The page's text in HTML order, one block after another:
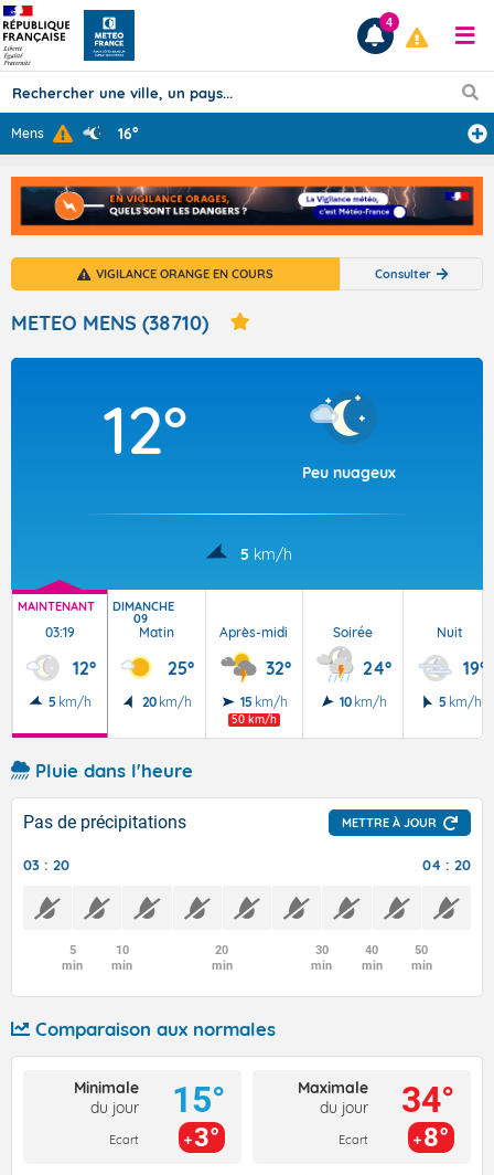
Prévisions
TOUS LES RÉSULTATS
Articles
4
Mens 16°
VIGILANCE ORANGE EN COURS Consulter
METEO MENS (38710)
12°
Peu nuageux
5 km/h
MAINTENANT
03:19
12°
5 km/h
DIMANCHE
09
Matin
25°
20 km/h
Après-midi
32°
15 km/h
50 km/h
Soirée
24°
10 km/h
Nuit
19°
5 km/h
Pluie dans l'heure
Pas de précipitations METTRE À JOUR
03 : 20 04 : 20
5
min
10
min
20
min
30
min
40
min
50
min
Comparaison aux normales
Minimale
du jour
Ecart
15°
3°
Maximale
du jour
Ecart
34°
8°